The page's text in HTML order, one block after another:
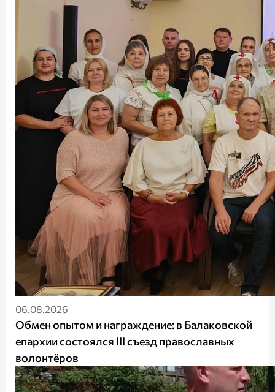
06.08.2026
Обмен опытом и награждение: в Балаковской
епархии состоялся III съезд православных
волонтёров